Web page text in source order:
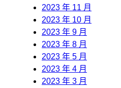
2023 年 11 月
2023 年 10 月
2023 年 9 月
2023 年 8 月
2023 年 5 月
2023 年 4 月
2023 年 3 月